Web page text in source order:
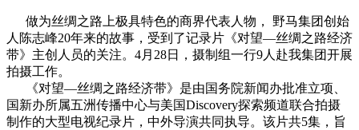
做为丝绸之路上极具特色的商界代表人物， 野马集团创始
人陈志峰20年来的故事，受到了记录片《对望—丝绸之路经济
带》主创人员的关注。4月28日，摄制组一行9人赴我集团开展
拍摄工作。
《对望—丝绸之路经济带》是由国务院新闻办批准立项、
国新办所属五洲传播中心与美国Discovery探索频道联合拍摄
制作的大型电视纪录片，中外导演共同执导。该片共5集，旨